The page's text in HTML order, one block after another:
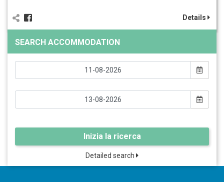
Details
SEARCH ACCOMMODATION
Inizia la ricerca
Detailed search